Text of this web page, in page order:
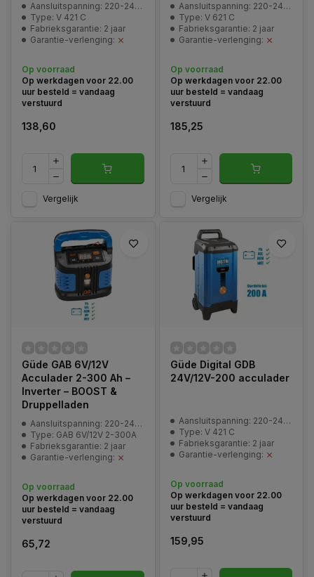
Aansluitspanning: 220-240 V | 50 Hz
Type: V 421 C
Fabrieksgarantie: 2 jaar
Garantie-verlenging:
Op voorraad
Op werkdagen voor 22.00
uur besteld = vandaag
verstuurd
138,60
Vergelijk
Aansluitspanning: 220-240 V | 50 Hz
Type: V 621 C
Fabrieksgarantie: 2 jaar
Garantie-verlenging:
Op voorraad
Op werkdagen voor 22.00
uur besteld = vandaag
verstuurd
185,25
Vergelijk
Güde GAB 6V/12V
Acculader 2-300 Ah –
Inverter – BOOST &
Druppelladen
Aansluitspanning: 220-240 V | 50 Hz
Type: GAB 6V/12V 2-300A
Fabrieksgarantie: 2 jaar
Garantie-verlenging:
Op voorraad
Op werkdagen voor 22.00
uur besteld = vandaag
verstuurd
65,72
Güde Digital GDB
24V/12V-200 acculader
Aansluitspanning: 220-240 V | 50 Hz
Type: V 421 C
Fabrieksgarantie: 2 jaar
Garantie-verlenging:
Op voorraad
Op werkdagen voor 22.00
uur besteld = vandaag
verstuurd
159,95